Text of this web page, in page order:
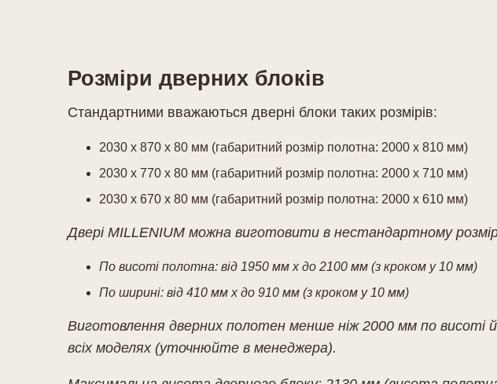
Розміри дверних блоків
Стандартними вважаються дверні блоки таких розмірів:
2030 х 870 х 80 мм (габаритний розмір полотна: 2000 х 810 мм)
2030 х 770 х 80 мм (габаритний розмір полотна: 2000 х 710 мм)
2030 х 670 х 80 мм (габаритний розмір полотна: 2000 х 610 мм)
Двері MILLENIUM можна виготовити в нестандартному
По висоті полотна: від 1950 мм х до 2100 мм (з кроком у 10 мм)
По ширині: від 410 мм х до 910 мм (з кроком у 10 мм)
Виготовлення дверних полотен менше ніж 2000 мм по висоті
всіх моделях (уточнюйте в менеджера).